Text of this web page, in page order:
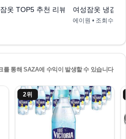
옷 TOP5 추천 리뷰 여성잠옷 냉감
에이원 • 조회수
를 통해 SAZA에 수익이 발생할 수 있습니다
2위